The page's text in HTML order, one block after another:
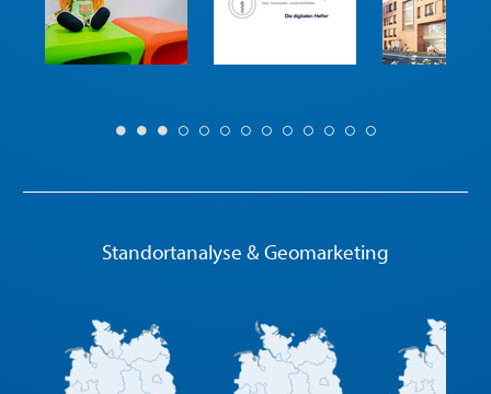
Standortanalyse & Geomarketing